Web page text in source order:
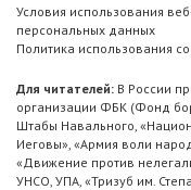
Условия использования
персональных данных
Политика использования
Для читателей: В России
организации ФБК (Фонд
Штабы Навального,
Иеговы», «Армия воли
«Движение против
УНСО, УПА, «Тризуб им.